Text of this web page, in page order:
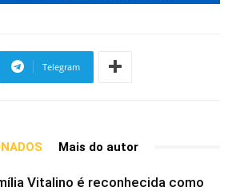
Telegram
Mais do autor
Vitalino é reconhecida como